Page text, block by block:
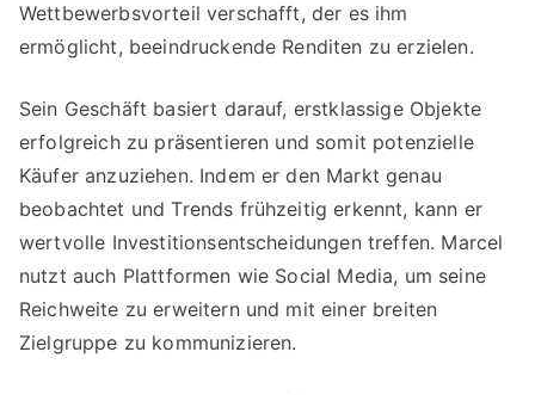
Wettbewerbsvorteil verschafft, der es ihm
ermöglicht, beeindruckende Renditen zu erzielen.
Sein Geschäft basiert darauf, erstklassige Objekte
erfolgreich zu präsentieren und somit potenzielle
Käufer anzuziehen. Indem er den Markt genau
beobachtet und Trends frühzeitig erkennt, kann er
wertvolle Investitionsentscheidungen treffen. Marcel
nutzt auch Plattformen wie Social Media, um seine
Reichweite zu erweitern und mit einer breiten
Zielgruppe zu kommunizieren.